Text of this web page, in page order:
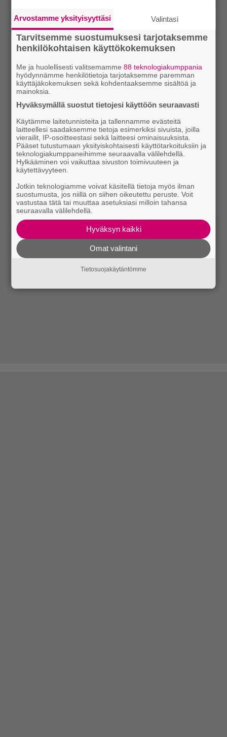
Arvostamme yksityisyyttäsi Valintasi
Tarvitsemme suostumuksesi tarjotaksemme
henkilökohtaisen käyttökokemuksen
Me ja huolellisesti valitsemamme88 teknologiakumppania
hyödynnämme henkilötietoja tarjotaksemme paremman
käyttäjäkokemuksen sekä kohdentaaksemme sisältöä ja
mainoksia.
Hyväksymällä suostut tietojesi käyttöön seuraavasti
Käytämme laitetunnisteita ja tallennamme evästeitä
laitteellesi saadaksemme tietoja esimerkiksi sivuista, joilla
vierailit, IP-osoitteestasi sekä laitteesi ominaisuuksista.
Pääset tutustumaan yksityiskohtaisesti käyttötarkoituksiin ja
teknologiakumppaneihimme seuraavalla välilehdellä.
Hylkääminen voi vaikuttaa sivuston toimivuuteen ja
käytettävyyteen.
Jotkin teknologiamme voivat käsitellä tietoja myös ilman
suostumusta, jos niillä on siihen oikeutettu peruste. Voit
vastustaa tätä tai muuttaa asetuksiasi milloin tahansa
seuraavalla välilehdellä.
Hyväksyn kaikki
Omat valintani
Tietosuojakäytäntömme